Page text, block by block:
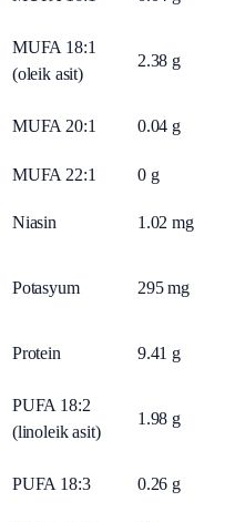
MUFA 18:1
(oleik asit)
2.38 g
MUFA 20:1 0.04 g
MUFA 22:1 0 g
Niasin 1.02 mg
Potasyum 295 mg
Protein 9.41 g
PUFA 18:2
(linoleik asit)
1.98 g
PUFA 18:3 0.26 g